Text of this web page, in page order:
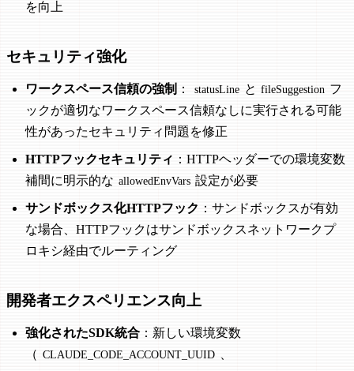
を向上
セキュリティ強化
ワークスペース信頼の強制 ： statusLine と fileSuggestion フ
ックが適切なワークスペース信頼なしに実行される可能
性があったセキュリティ問題を修正
HTTPフックセキュリティ ：HTTPヘッダーでの環境変数
補間に明示的な allowedEnvVars 設定が必要
サンドボックス化HTTPフック ：サンドボックスが有効
な場合、HTTPフックはサンドボックスネットワークプ
ロキシ経由でルーティング
開発者エクスペリエンス向上
強化されたSDK統合：新しい環境変数
（ CLAUDE_CODE_ACCOUNT_UUID 、